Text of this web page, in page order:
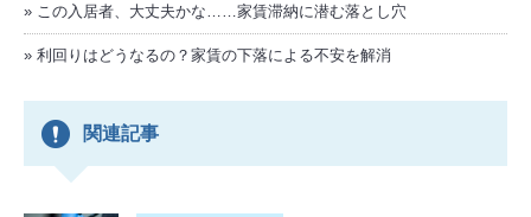
この入居者、大丈夫かな……家賃滞納に潜む落とし穴
利回りはどうなるの？家賃の下落による不安を解消
関連記事